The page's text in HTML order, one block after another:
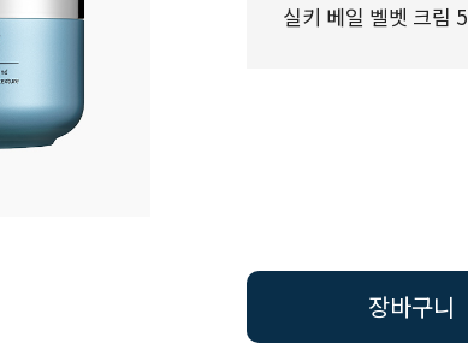
실키 베일 벨벳 크림
장바구니